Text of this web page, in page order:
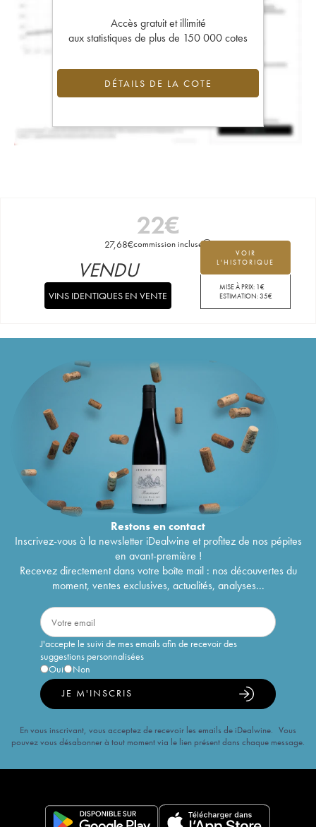
Accès gratuit et illimité
aux statistiques de plus de 150 000 cotes
DÉTAILS DE LA COTE
22€
27,68€commission incluse
VOIR
L'HISTORIQUE
MISE À PRIX: 1€
ESTIMATION:35€
VENDU
VINS IDENTIQUES EN VENTE
Restons encontact
Inscrivez-vous à la newsletter iDealwine et profitez de nos pépites
en avant-première !
Recevez directement dans votre boîte mail : nos découvertes du
moment, ventes exclusives, actualités, analyses...
J'accepte le suivi de mes emails afin de recevoir des
suggestions personnalisées
Oui
Non
JE M'INSCRIS
En vous inscrivant, vous acceptez de recevoir les emails de iDealwine. Vous
pouvez vous désabonner à tout moment via le lien présent dans chaque message.